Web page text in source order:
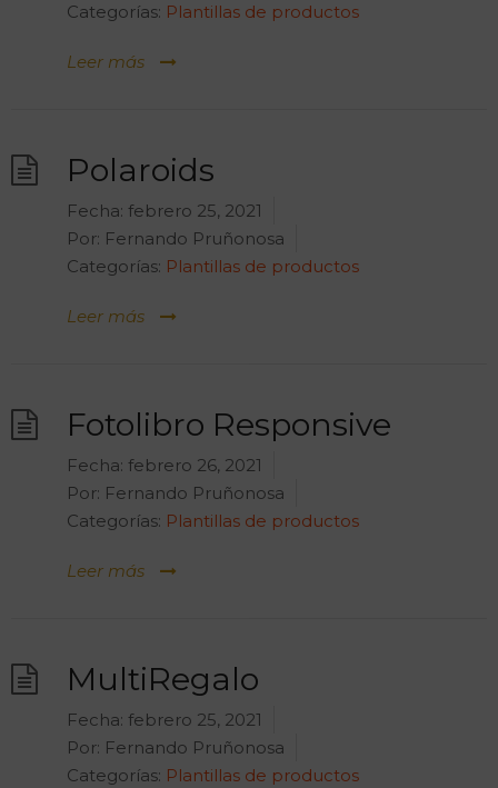
Categorías: Plantillas de productos
Leer más
Polaroids
Fecha: febrero 25, 2021
Por: Fernando Pruñonosa
Categorías: Plantillas de productos
Leer más
Fotolibro Responsive
Fecha: febrero 26, 2021
Por: Fernando Pruñonosa
Categorías: Plantillas de productos
Leer más
MultiRegalo
Fecha: febrero 25, 2021
Por: Fernando Pruñonosa
Categorías: Plantillas de productos